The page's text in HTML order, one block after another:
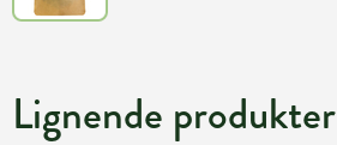
Lignende produkter